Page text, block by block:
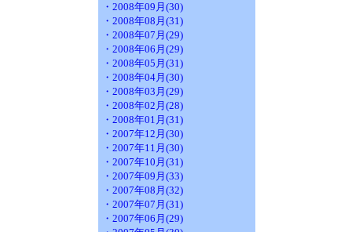
・2008年09月(30)
・2008年08月(31)
・2008年07月(29)
・2008年06月(29)
・2008年05月(31)
・2008年04月(30)
・2008年03月(29)
・2008年02月(28)
・2008年01月(31)
・2007年12月(30)
・2007年11月(30)
・2007年10月(31)
・2007年09月(33)
・2007年08月(32)
・2007年07月(31)
・2007年06月(29)